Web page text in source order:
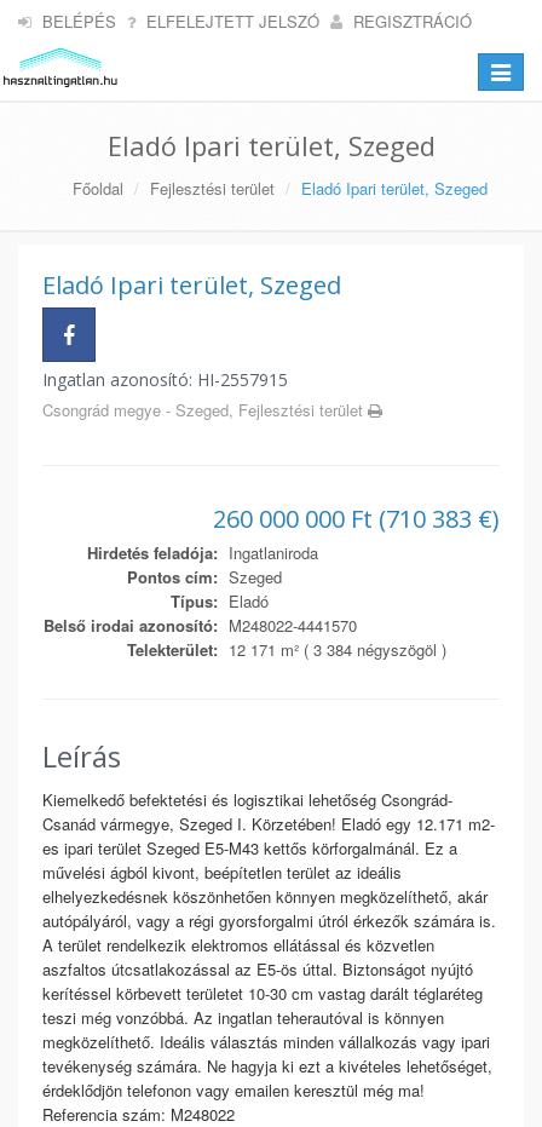
BELÉPÉS ELFELEJTETT JELSZÓ REGISZTRÁCIÓ
Toggle
Eladó Ipari terület, Szeged
Főoldal Fejlesztési terület Eladó Ipari terület, Szeged
Eladó Ipari terület, Szeged
Ingatlan azonosító: HI-2557915
Csongrád megye - Szeged, Fejlesztési terület
260 000 000 Ft (710 383 €)
Hirdetés feladója: Ingatlaniroda
Pontos cím: Szeged
Típus: Eladó
Belső irodai azonosító: M248022-4441570
Telekterület: 12 171 m² ( 3 384 négyszögöl )
Leírás
Kiemelkedő befektetési és logisztikai lehetőség Csongrád-
Csanád vármegye, Szeged I. Körzetében! Eladó egy 12.171 m2-
es ipari terület Szeged E5-M43 kettős körforgalmánál. Ez a
művelési ágból kivont, beépítetlen terület az ideális
elhelyezkedésnek köszönhetően könnyen megközelíthető, akár
autópályáról, vagy a régi gyorsforgalmi útról érkezők számára is.
A terület rendelkezik elektromos ellátással és közvetlen
aszfaltos útcsatlakozással az E5-ös úttal. Biztonságot nyújtó
kerítéssel körbevett területet 10-30 cm vastag darált téglaréteg
teszi még vonzóbbá. Az ingatlan teherautóval is könnyen
megközelíthető. Ideális választás minden vállalkozás vagy ipari
tevékenység számára. Ne hagyja ki ezt a kivételes lehetőséget,
érdeklődjön telefonon vagy emailen keresztül még ma!
Referencia szám: M248022